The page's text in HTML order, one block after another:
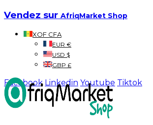
Vendez sur AfriqMarket Shop
XOF CFA
EUR €
USD $
GBP £
Facebook Linkedin Youtube Tiktok